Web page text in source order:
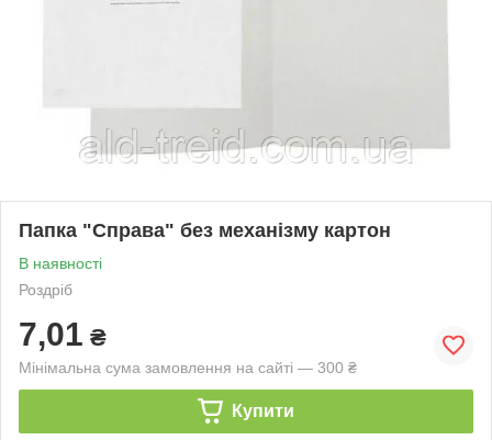
Папка "Справа" без механізму картон
В наявності
Роздріб
7,01 ₴
Мінімальна сума замовлення на сайті — 300 ₴
Купити